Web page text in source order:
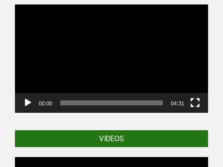
00:00 04:31
VIDEOS